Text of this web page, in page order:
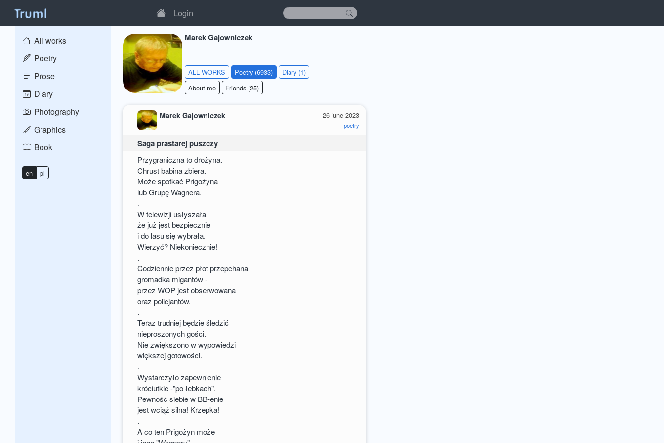
Login
All works
Poetry
Prose
Diary
Photography
Graphics
Book
en pl
Marek Gajowniczek
ALL WORKS Poetry (6933)
Diary (1)
About me
Friends (25)
26 june 2023
poetry
Marek Gajowniczek
Saga prastarej puszczy
Przygraniczna to drożyna.
Chrust babina zbiera.
Może spotkać Prigożyna
lub Grupę Wagnera.
.
W telewizji usłyszała,
że już jest bezpiecznie
i do lasu się wybrała.
Wierzyć? Niekoniecznie!
.
Codziennie przez płot przepchana
gromadka migantów -
przez WOP jest obserwowana
oraz policjantów.
.
Teraz trudniej będzie śledzić
nieproszonych gości.
Nie zwiększono w wypowiedzi
większej gotowości.
.
Wystarczyło zapewnienie
króciutkie -"po łebkach".
Pewność siebie w BB-enie
jest wciąż silna! Krzepka!
.
A co ten Prigożyn może